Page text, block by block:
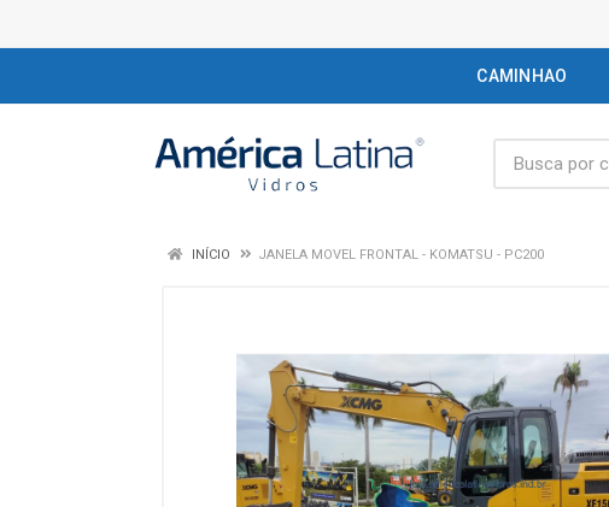
CAMINHAO
INÍCIO JANELA MOVEL FRONTAL - KOMATSU - PC200